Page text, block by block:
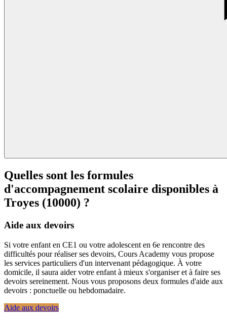
Quelles sont les formules
d'accompagnement scolaire disponibles à
Troyes (10000) ?
Aide aux devoirs
Si votre enfant en CE1 ou votre adolescent en 6e rencontre des
difficultés pour réaliser ses devoirs, Cours Academy vous propose
les services particuliers d'un intervenant pédagogique. À votre
domicile, il saura aider votre enfant à mieux s'organiser et à faire ses
devoirs sereinement. Nous vous proposons deux formules d'aide aux
devoirs : ponctuelle ou hebdomadaire.
Aide aux devoirs